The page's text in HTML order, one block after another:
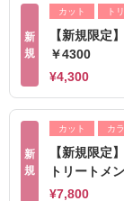
新
規
カット ト
【新規限定
￥4300
¥4,300
新
規
カット カ
【新規限定
トリートメ
¥7,800